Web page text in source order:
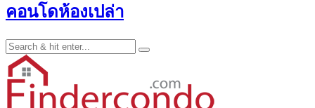
คอนโดห้องเปล่า